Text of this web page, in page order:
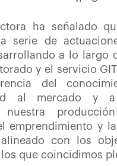
ha señalado
serie de
a lo largo
y el servicio
del
al mercado y
nuestra
emprendimiento y
con los
los que coincidimos